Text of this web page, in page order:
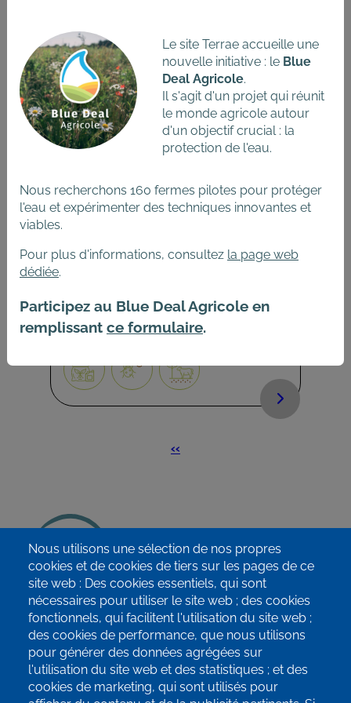
Video 22/09/2023
Diversifier les agroécosystèmes
pour protéger les cultures
Video 29/06/2023
De l'observation des auxiliaires aux
pratiques
Page
‹‹
info@terrae-agroecologie.be
Inscrivez-vous à notre newsletter!
SUIVEZ-NOUS SUR LES RÉSEAUX
Nous utilisons une sélection de nos propres
cookies et de cookies de tiers sur les pages de ce
site web : Des cookies essentiels, qui sont
nécessaires pour utiliser le site web ; des cookies
fonctionnels, qui facilitent l'utilisation du site web ;
des cookies de performance, que nous utilisons
pour générer des données agrégées sur
l'utilisation du site web et des statistiques ; et des
cookies de marketing, qui sont utilisés pour
Le site Terrae accueille une
nouvelle initiative : le Blue
Deal Agricole.
Il s'agit d'un projet qui réunit
le monde agricole autour
d'un objectif crucial : la
protection de l'eau.
Nous recherchons 160 fermes pilotes pour protéger
l'eau et expérimenter des techniques innovantes et
viables.
Pour plus d'informations, consultez la page web
dédiée.
Participez au Blue Deal Agricole en
remplissant ce formulaire.